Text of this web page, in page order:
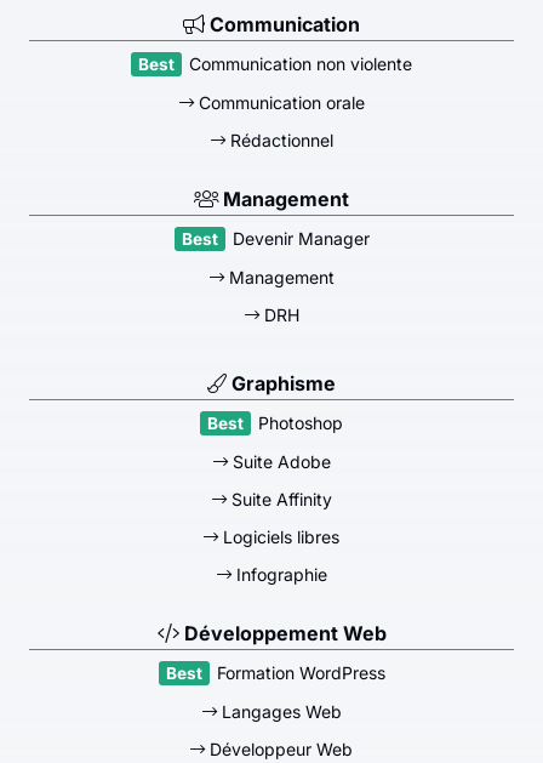
Communication
Communication non violente
Communication orale
Rédactionnel
Management
Devenir Manager
Management
DRH
Graphisme
Photoshop
Suite Adobe
Suite Affinity
Logiciels libres
Infographie
Développement Web
Formation WordPress
Langages Web
Développeur Web